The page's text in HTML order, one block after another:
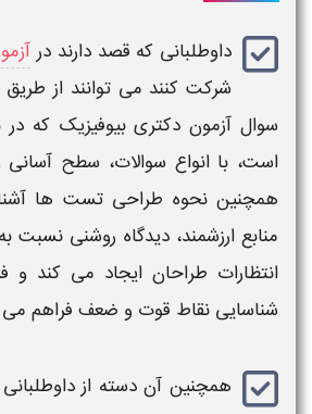
داوطلبانی که قصد دارند در
شرکت کنند می توانند از طریق
سوال آزمون دکتری بیوفیزیک که در
است، با انواع سوالات، سطح آسانی
همچنین نحوه طراحی تست‌ ها
منابع ارزشمند، دیدگاه روشنی نسبت
انتظارات طراحان ایجاد می‌ کند و
شناسایی نقاط قوت و ضعف فراهم می‌
همچنین آن دسته از